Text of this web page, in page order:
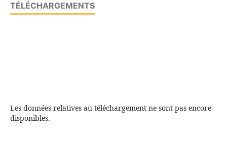
TÉLÉCHARGEMENTS
Les données relatives au téléchargement ne sont pas encore
disponibles.